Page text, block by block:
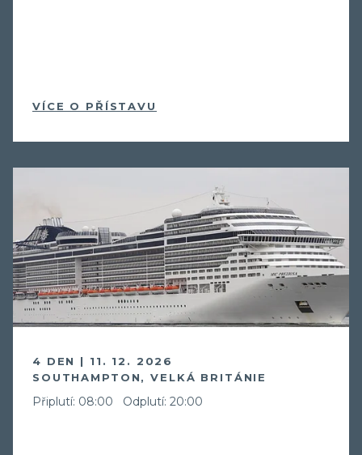
VÍCE O PŘÍSTAVU
4 DEN | 11. 12. 2026
SOUTHAMPTON, VELKÁ BRITÁNIE
Připlutí: 08:00 Odplutí: 20:00